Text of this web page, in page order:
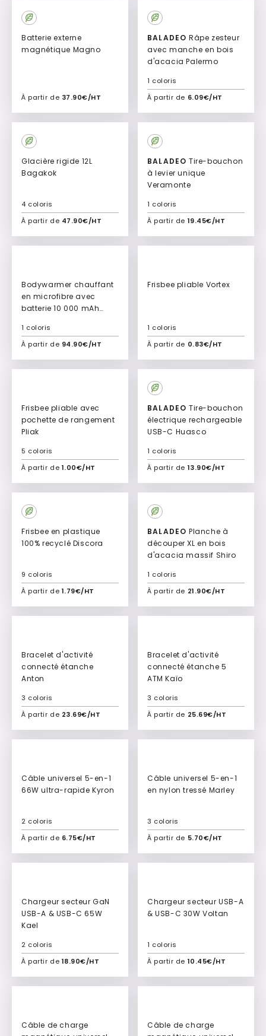
New
Batterie externe
magnétique Magno
À partir de 37.90€/HT
Ajouter à mon devis
New
BALADEO
avec manche en bois
d'acacia Palermo
À partir de 6.09€/HT
1 coloris
Ajouter à mon devis
New
Glacière rigide 12L
Bagakok
À partir de 47.90€/HT
4 coloris
Ajouter à mon devis
New
BALADEO
à levier unique
Veramonte
À partir de 19.45€/HT
1 coloris
Ajouter à mon devis
Bodywarmer chauffant
en microfibre avec
batterie 10 000 mAh
À partir de 94.90€/HT
1 coloris
Ajouter à mon devis
Frisbee pliable Vortex
À partir de 0.83€/HT
1 coloris
Ajouter à mon devis
Frisbee pliable avec
pochette de rangement
Pliak
À partir de 1.00€/HT
5 coloris
Ajouter à mon devis
New
BALADEO
électrique rechargeable
USB-C Huasco
À partir de 13.90€/HT
1 coloris
Ajouter à mon devis
New
Frisbee en plastique
100% recyclé Discora
À partir de 1.79€/HT
9 coloris
Ajouter à mon devis
New
BALADEO
découper XL en bois
d'acacia massif Shiro
À partir de 21.90€/HT
1 coloris
Ajouter à mon devis
Bracelet d'activité
connecté étanche
Anton
À partir de 23.69€/HT
3 coloris
Ajouter à mon devis
Bracelet d'activité
connecté étanche 5
ATM Kaïo
À partir de 25.69€/HT
3 coloris
Ajouter à mon devis
Câble universel 5-en-1
66W ultra-rapide Kyron
À partir de 6.75€/HT
2 coloris
Ajouter à mon devis
Câble universel 5-en-1
en nylon tressé Marley
À partir de 5.70€/HT
3 coloris
Ajouter à mon devis
Chargeur secteur GaN
USB-A & USB-C 65W
Kael
À partir de 18.90€/HT
2 coloris
Ajouter à mon devis
Chargeur secteur USB-A
& USB-C 30W Voltan
À partir de 10.45€/HT
1 coloris
Ajouter à mon devis
Câble de charge
Câble de charge